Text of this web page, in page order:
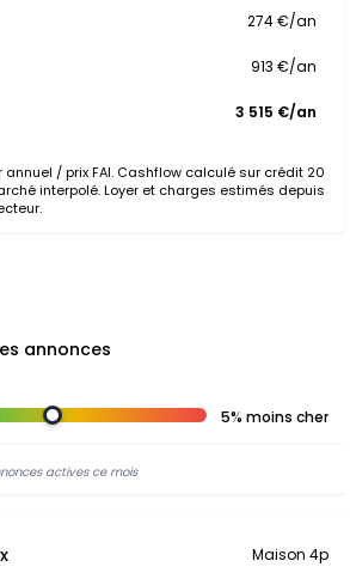
274 €/an
913 €/an
3 515 €/an
annuel / prix FAI. Cashflow calculé sur crédit 20
interpolé. Loyer et charges estimés depuis
annonces
5% moins cher
actives ce mois
Maison 4p